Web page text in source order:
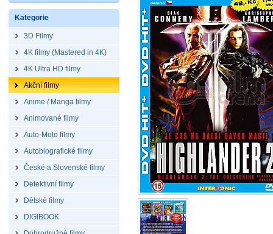
Kategorie
3D Filmy
4K filmy (Mastered in 4K)
4K Ultra HD filmy
Akční filmy
Anime / Manga filmy
Animované filmy
Auto-Moto filmy
Autobiografické filmy
České a Slovenské filmy
Detektivní filmy
Dětské filmy
DIGIBOOK